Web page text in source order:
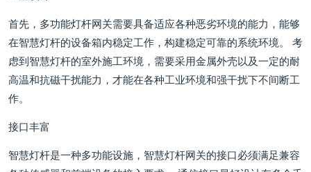
首先，多功能灯杆网关需要具备适应各种恶劣环境的能力，能够
在智慧灯杆的设备箱内稳定工作，构建稳定可靠的系统环境。 考
虑到智慧灯杆的室外施工环境，需要采用金属外壳以及一定的耐
高温和抗磁干扰能力，才能在各种工业环境和强干扰下不间断工
作。
接口丰富
智慧灯杆是一种多功能设施，智慧灯杆网关的接口必须满足兼容